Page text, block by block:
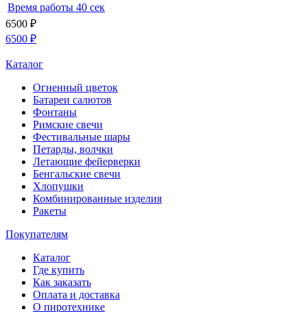
Время работы 40 сек
6500 ₽
6500 ₽
Каталог
Огненный цветок
Батареи салютов
Фонтаны
Римские свечи
Фестивальные шары
Петарды, волчки
Летающие фейерверки
Бенгальские свечи
Хлопушки
Комбинированные изделия
Ракеты
Покупателям
Каталог
Где купить
Как заказать
Оплата и доставка
О пиротехнике